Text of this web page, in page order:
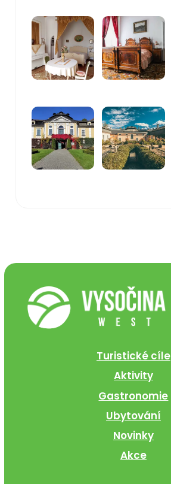
Turistické cíle
Aktivity
Gastronomie
Ubytování
Novinky
Akce